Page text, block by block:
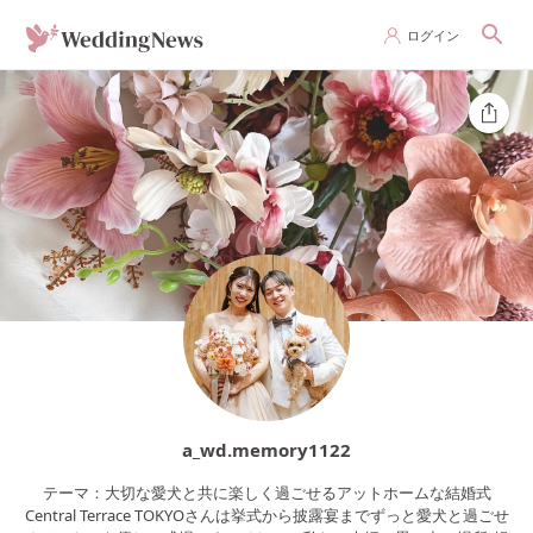
ログイン
a_wd.memory1122
テーマ：大切な愛犬と共に楽しく過ごせるアットホームな結婚式
Central Terrace TOKYOさんは挙式から披露宴までずっと愛犬と過ごせ